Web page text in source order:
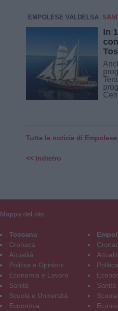
EMPOLESE VALDELSA
In
Tutte le notizie di Empolese
<< Indietro
Mappa del sito
Toscana
Cronaca
Attualità
Politica e Opinioni
Economia e Lavoro
Sanità
Scuola e Università
Economia
Sanità